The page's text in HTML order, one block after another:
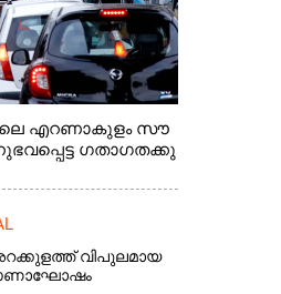
എറണാകുളം സൗ
ഗതാഗതക്കു
വിപുലമായ